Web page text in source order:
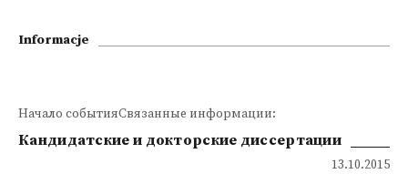
Informacje
Начало событияСвязанные информации:
Кандидатские и докторские диссертации
13.10.2015